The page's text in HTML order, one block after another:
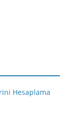
Hesaplama